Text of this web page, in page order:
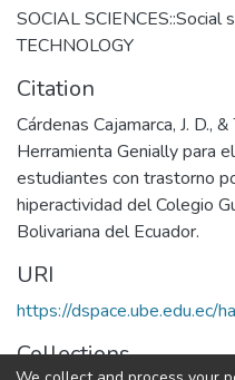
SOCIAL SCIENCES::Social
TECHNOLOGY
Citation
Cárdenas Cajamarca, J. D.,
Herramienta Genially para
estudiantes con trastorno
hiperactividad del Colegio
Bolivariana del Ecuador.
URI
https://
Collections